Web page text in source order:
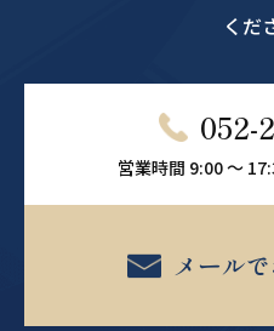
くだ
052-
営業時間 9:00 ～
メール